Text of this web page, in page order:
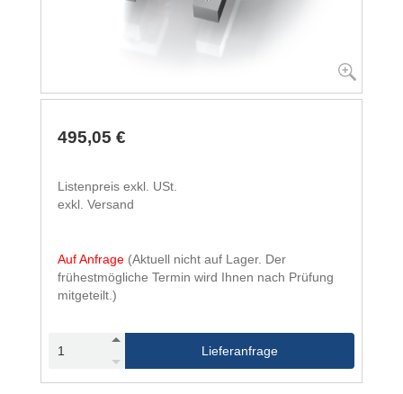
495,05 €
Listenpreis exkl. USt.
exkl. Versand
Auf Anfrage (Aktuell nicht auf Lager. Der
frühestmögliche Termin wird Ihnen nach Prüfung
mitgeteilt.)
Lieferanfrage